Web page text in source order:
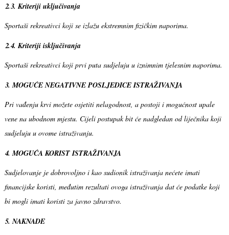
2.3. Kriteriji uključivanja
Sportaši rekreativci koji se izlažu ekstremnim fizičkim naporima.
2.4. Kriteriji isključivanja
Sportaši rekreativci koji prvi puta sudjeluju u iznimnim tjelesnim naporima.
3. MOGUĆE NEGATIVNE POSLJEDICE ISTRAŽIVANJA
Pri vađenju krvi možete osjetiti nelagodnost, a postoji i mogućnost upale
vene na ubodnom mjestu. Cijeli postupak bit će nadgledan od liječnika koji
sudjeluju u ovome istraživanju.
4. MOGUĆA KORIST ISTRAŽIVANJA
Sudjelovanje je dobrovoljno i kao sudionik istraživanja nećete imati
financijske koristi, međutim rezultati ovoga istraživanja dat će podatke koji
bi mogli imati koristi za javno zdravstvo.
5. NAKNADE